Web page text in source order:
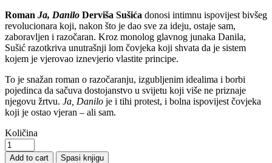
Roman Ja, Danilo Derviša Sušića donosi intimnu ispovijest bivšeg
revolucionara koji, nakon što je dao sve za ideju, ostaje sam,
zaboravljen i razočaran. Kroz monolog glavnog junaka Danila,
Sušić razotkriva unutrašnji lom čovjeka koji shvata da je sistem
kojem je vjerovao iznevjerio vlastite principe.
To je snažan roman o razočaranju, izgubljenim idealima i borbi
pojedinca da sačuva dostojanstvo u svijetu koji više ne priznaje
njegovu žrtvu. Ja, Danilo je i tihi protest, i bolna ispovijest čovjeka
koji je ostao vjeran – ali sam.
Količina
Add to cart Spasi knjigu